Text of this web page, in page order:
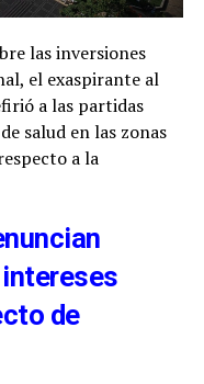
las inversiones
el exaspirante al
a las partidas
salud en las zonas
a la
de